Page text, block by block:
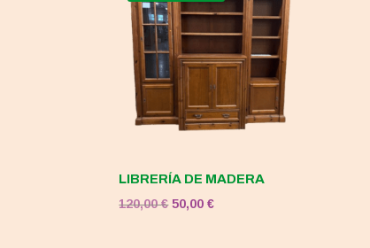
LIBRERÍA DE MADERA
120,00€ El
50,00€El